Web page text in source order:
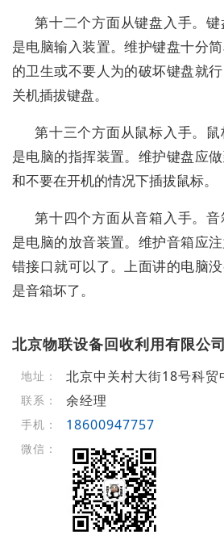
第十二个方面从键盘入手。
是电脑输入装置。维护键盘十分
的卫生或不要人为的破坏键盘就
关机插拔键盘。
第十三个方面从鼠标入手。
是电脑的指挥装置。维护键盘应
和不要在开机的情况下插拔鼠标。
第十四个方面从音箱入手。
是电脑的放音装置。维护音箱应
错接口就可以了。上面讲的电脑
是音箱坏了。
北京物联设备回收利用有限公司
地址： 北京中关村大街18号科
联系： 余经理
手机： 18600947757
微信：